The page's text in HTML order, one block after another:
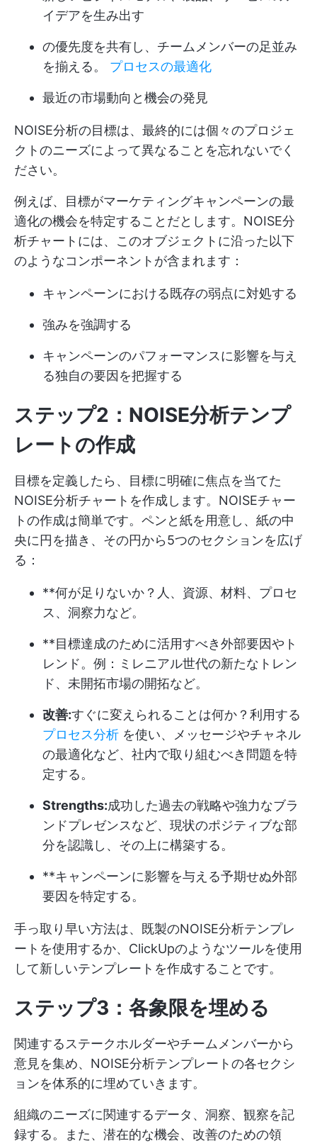
イデアを生み出す
の優先度を共有し、チームメンバーの足並み
を揃える。 プロセスの最適化
最近の市場動向と機会の発見
NOISE分析の目標は、最終的には個々のプロジェ
クトのニーズによって異なることを忘れないでく
ださい。
例えば、目標がマーケティングキャンペーンの最
適化の機会を特定することだとします。NOISE分
析チャートには、このオブジェクトに沿った以下
のようなコンポーネントが含まれます：
キャンペーンにおける既存の弱点に対処する
強みを強調する
キャンペーンのパフォーマンスに影響を与え
る独自の要因を把握する
ステップ2：NOISE分析テンプ
レートの作成
目標を定義したら、目標に明確に焦点を当てた
NOISE分析チャートを作成します。NOISEチャー
トの作成は簡単です。ペンと紙を用意し、紙の中
央に円を描き、その円から5つのセクションを広げ
る：
**何が足りないか？人、資源、材料、プロセ
ス、洞察力など。
**目標達成のために活用すべき外部要因やト
レンド。例：ミレニアル世代の新たなトレン
ド、未開拓市場の開拓など。
改善:すぐに変えられることは何か？利用する
プロセス分析 を使い、メッセージやチャネル
の最適化など、社内で取り組むべき問題を特
定する。
Strengths:成功した過去の戦略や強力なブラ
ンドプレゼンスなど、現状のポジティブな部
分を認識し、その上に構築する。
**キャンペーンに影響を与える予期せぬ外部
要因を特定する。
手っ取り早い方法は、既製のNOISE分析テンプレ
ートを使用するか、ClickUpのようなツールを使用
して新しいテンプレートを作成することです。
ステップ3：各象限を埋める
関連するステークホルダーやチームメンバーから
意見を集め、NOISE分析テンプレートの各セクシ
ョンを体系的に埋めていきます。
組織のニーズに関連するデータ、洞察、観察を記
録する。また、潜在的な機会、改善のための領